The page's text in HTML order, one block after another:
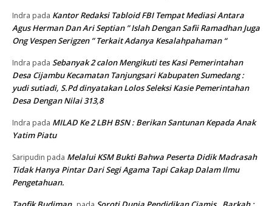
Indra pada Kantor Redaksi Tabloid FBI Tempat Mediasi Antara
Agus Herman Dan Ari Septian ” Islah Dengan Safii Ramadhan Juga
Ong Vespen Serigzen ” Terkait Adanya Kesalahpahaman “
Indra pada Sebanyak 2 calon Mengikuti tes Kasi Pemerintahan
Desa Cijambu Kecamatan Tanjungsari Kabupaten Sumedang :
yudi sutiadi, S.Pd dinyatakan Lolos Seleksi Kasie Pemerintahan
Desa Dengan Nilai 313,8
Indra pada MILAD Ke 2 LBH BSN : Berikan Santunan Kepada Anak
Yatim Piatu
Saripudin pada Melalui KSM Bukti Bahwa Peserta Didik Madrasah
Tidak Hanya Pintar Dari Segi Agama Tapi Cakap Dalam Ilmu
Pengetahuan.